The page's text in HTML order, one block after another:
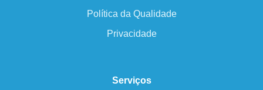
Política da Qualidade
Privacidade
Serviços